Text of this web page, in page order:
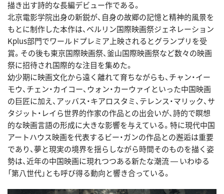
描き出す詩的な長編デビュー作である。
北京電影学院出身の新鋭が、自身の故郷の記憶と精神的風景を
もとに制作した本作は、ベルリン国際映画祭ジェネレーション
Kplus部門でワールドプレミア上映されるとグランプリを受
賞。その後も東京国際映画祭、釜山国際映画祭など数々の映画
祭に招待され国際的な注目を集めた。
幼少期に映画文化から遠く離れて育ちながらも、チャン・イー
モウ、チェン・カイコー、ウォン・カーウァイといった中国映画
の巨匠に加え、アッバス・キアロスタミ、テレンス・マリック、サ
タジット・レイら世界的作家の作品との出会いが、詩的で瞑想
的な映画言語の形成に大きな影響を与えている。特に現代中国
アートハウス映画を代表するビー・ガンの作品との邂逅は重要
であり、夢と現実の境界を揺らしながら時間そのものを描く姿
勢は、近年の中国映画に現れつつある新たな潮流 ― いわゆる
「第八世代」とも呼び得る動向と響き合っている。